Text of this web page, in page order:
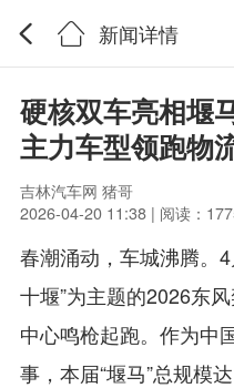
新闻详情
硬核双车亮相堰
主力车型领跑物
吉林汽车网 猪哥
2026-04-20 11:38 | 阅读：
春潮涌动，车城沸腾。
十堰”为主题的2026东
中心鸣枪起跑。作为中
事，本届“堰马”总规模